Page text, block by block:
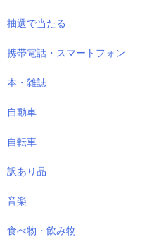
抽選で当たる
携帯電話・スマートフォン
本・雑誌
自動車
自転車
訳あり品
音楽
食べ物・飲み物